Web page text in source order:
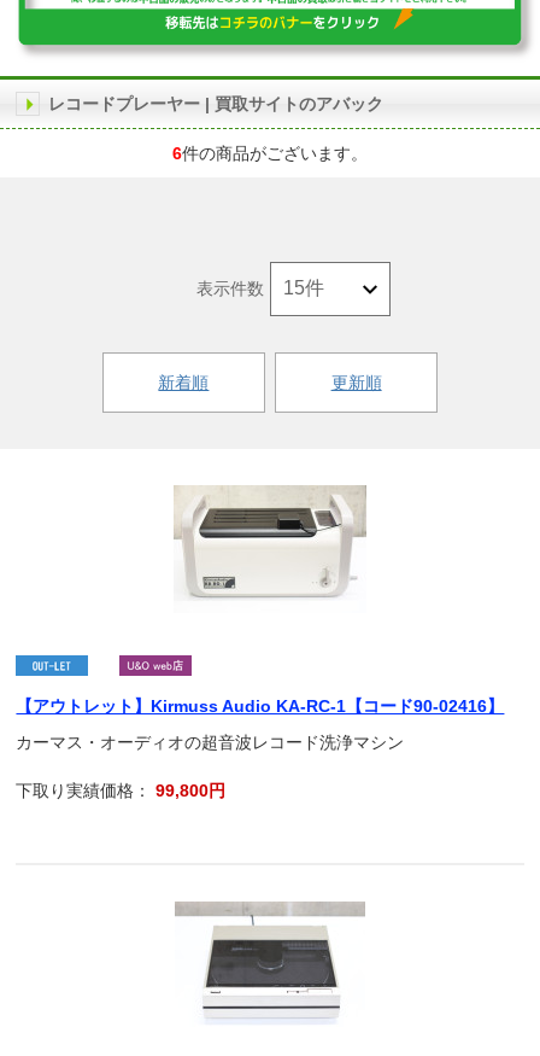
レコードプレーヤー | 買取サイトのアバック
6件の商品がございます。
新着順 更新順
表示件数
【アウトレット】Kirmuss Audio KA-RC-1【コード90-02416】
カーマス・オーディオの超音波レコード洗浄マシン
下取り実績価格：99,800円